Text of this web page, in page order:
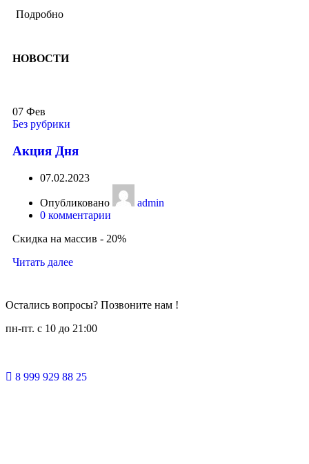
Подробно
НОВОСТИ
07 Фев
Без рубрики
Акция Дня
07.02.2023
Опубликовано
admin
0 комментарии
Скидка на массив - 20%
Читать далее
Остались вопросы? Позвоните нам !
пн-пт. c 10 до 21:00
8 999 929 88 25